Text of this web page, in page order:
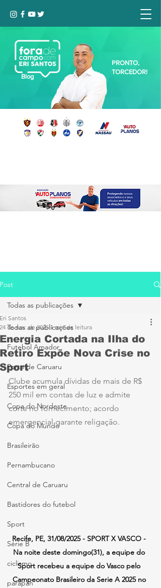
Blog
PRONTO,
TORCEDOR!
Post
Todas as publicações
Futebol Amador
Porto de Caruaru
Esportes em geral
Copa do Nordeste
Copa do Mundo
Brasileirão
Pernambucano
Central de Caruaru
Bastidores do futebol
Sport
Série B
ciclismo
parapan
Todas as publicações
Energia Cortada na Ilha do
Retiro Expõe Nova Crise no
Sport
Eri Santos
24 de nov. de 2025 1 min de leitura
Clube acumula dívidas de mais de R$
250 mil em contas de luz e admite
corte no fornecimento; acordo
emergencial garante religação.
Recife, PE, 31/08/2025 - SPORT X VASCO -
Na noite deste domingo(31), a equipe do
Sport recebeu a equipe do Vasco pelo
Campeonato Brasileiro da Serie A 2025 no